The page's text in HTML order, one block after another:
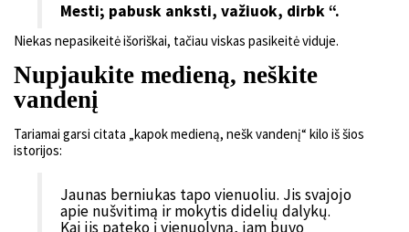
Mesti; pabusk anksti, važiuok, dirbk “.
Niekas nepasikeitė išoriškai, tačiau viskas pasikeitė viduje.
Nupjaukite medieną, neškite
vandenį
Tariamai garsi citata „kapok medieną, nešk vandenį“ kilo iš šios
istorijos:
Jaunas berniukas tapo vienuoliu. Jis svajojo
apie nušvitimą ir mokytis didelių dalykų.
Kai jis pateko į vienuolyną, jam buvo